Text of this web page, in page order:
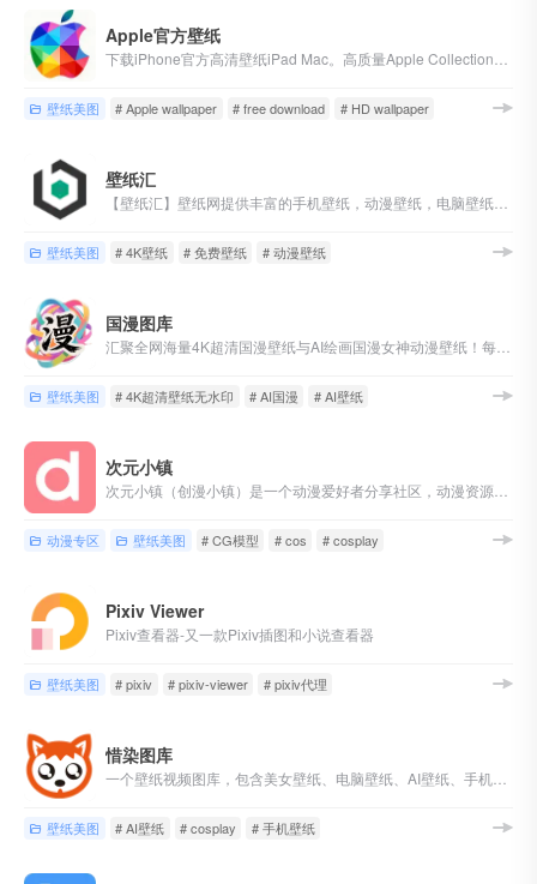
Apple官方壁纸
壁纸美图 # Apple wallpaper # free download # HD wallpaper
壁纸汇
壁纸美图 # 4K壁纸 # 免费壁纸 # 动漫壁纸
国漫图库
壁纸美图 # 4K超清壁纸无水印 # AI国漫 # AI壁纸
次元小镇
动漫专区 壁纸美图 # CG模型 # cos # cosplay
Pixiv Viewer
Pixiv查看器-又一款Pixiv插图和小说查看器
壁纸美图 # pixiv # pixiv-viewer # pixiv代理
惜染图库
壁纸美图 # AI壁纸 # cosplay # 手机壁纸